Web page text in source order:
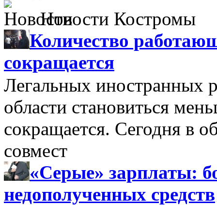
Новости Костромы
Количество
сокращается
Легальных иностранных
области становиться
сокращается. Сегодня в
совмест
«Серые» зарплаты:
недополученных средств